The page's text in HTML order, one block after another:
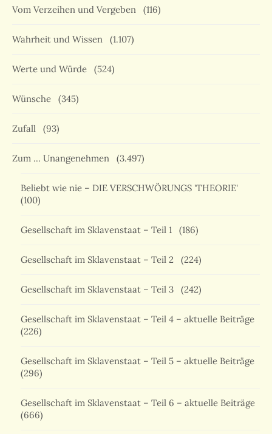
Vom Verzeihen und Vergeben (116)
Wahrheit und Wissen (1.107)
Werte und Würde (524)
Wünsche (345)
Zufall (93)
Zum … Unangenehmen (3.497)
Beliebt wie nie – DIE VERSCHWÖRUNGS 'THEORIE'
(100)
Gesellschaft im Sklavenstaat – Teil 1 (186)
Gesellschaft im Sklavenstaat – Teil 2 (224)
Gesellschaft im Sklavenstaat – Teil 3 (242)
Gesellschaft im Sklavenstaat – Teil 4 – aktuelle Beiträge
(226)
Gesellschaft im Sklavenstaat – Teil 5 – aktuelle Beiträge
(296)
Gesellschaft im Sklavenstaat – Teil 6 – aktuelle Beiträge
(666)